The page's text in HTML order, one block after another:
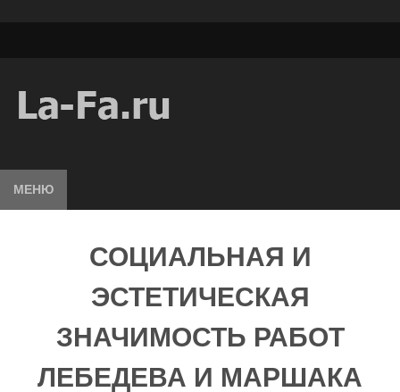
МЕНЮ
СОЦИАЛЬНАЯ И
ЭСТЕТИЧЕСКАЯ
ЗНАЧИМОСТЬ РАБОТ
ЛЕБЕДЕВА И МАРШАКА